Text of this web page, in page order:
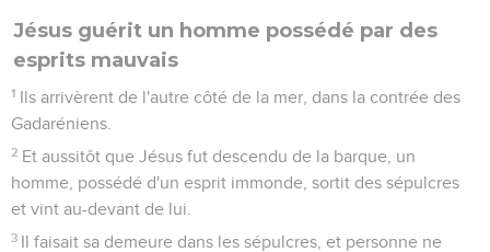
Jésus guérit un homme possédé par des
esprits mauvais
1 Ils arrivèrent de l'autre côté de la mer, dans la contrée des
Gadaréniens.
2 Et aussitôt que Jésus fut descendu de la barque, un
homme, possédé d'un esprit immonde, sortit des sépulcres
et vint au-devant de lui.
3 Il faisait sa demeure dans les sépulcres, et personne ne